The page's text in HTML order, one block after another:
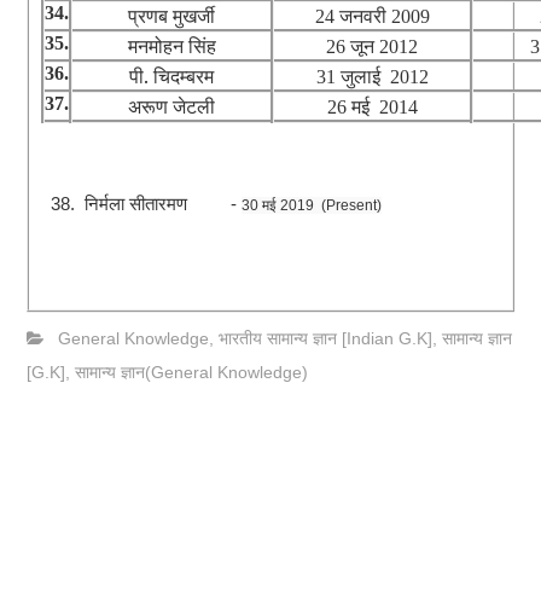
34.
प्रणब मुखर्जी 24जनवरी 2009
35.
मनमोहन सिंह 26जून2012
36.
पी. चिदम्बरम 31जुलाई 2012
37.
अरूण जेटली 26मई 2014
38. निर्मला सीतारमण -30 मई 2019 (Present)
General Knowledge ,भारतीय सामान्य ज्ञान [Indian G.K] ,सामान्य ज्ञान
[G.K]
,सामान्य ज्ञान(General Knowledge)